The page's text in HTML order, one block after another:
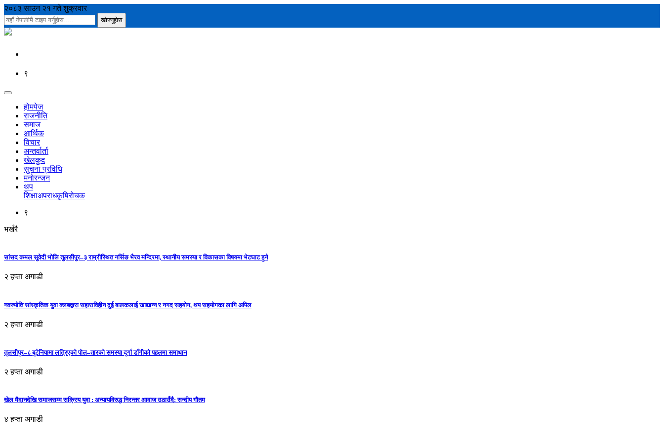
२०८३ साउन २१ गते शुक्रवार
९
होमपेज
राजनीति
समाज
आर्थिक
विचार
अन्तर्वार्ता
खेलकुद
सुचना प्रविधि
मनोरन्जन
थप
शिक्षाअपराधकृषिरोचक
९
भर्खरै
सांसद कमल सुवेदी भोलि तुलसीपुर–३ राम्रीस्थित नर्सिङ भैरव मन्दिरमा, स्थानीय समस्या र विकासका विषयमा भेटघाट हुने
२ हप्ता अगाडी
नवज्योति सांस्कृतिक युवा क्लबद्वारा सहाराविहीन दुई बालकलाई खाद्यान्न र नगद सहयोग, थप सहयोगका लागि अपिल
२ हप्ता अगाडी
तुलसीपुर–८ बुटेनियामा लत्रिएको पोल–तारको समस्या दुर्गा डाँगीको पहलमा समाधान
२ हप्ता अगाडी
खेल मैदानदेखि समाजसम्म सक्रिय युवा : अन्यायविरुद्ध निरन्तर आवाज उठाउँदै: सन्दीप गौतम
४ हप्ता अगाडी